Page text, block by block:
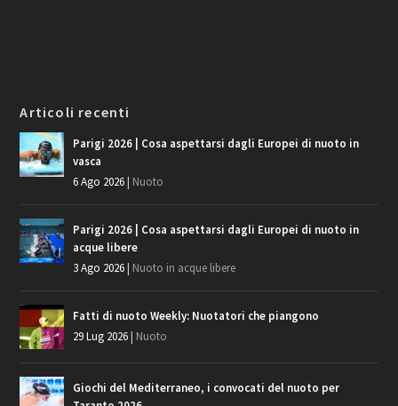
Articoli recenti
Parigi 2026 | Cosa aspettarsi dagli Europei di nuoto in
vasca
6 Ago 2026| Nuoto
Parigi 2026 | Cosa aspettarsi dagli Europei di nuoto in
acque libere
3 Ago 2026| Nuoto in acque libere
Fatti di nuoto Weekly: Nuotatori che piangono
29 Lug 2026| Nuoto
Giochi del Mediterraneo, i convocati del nuoto per